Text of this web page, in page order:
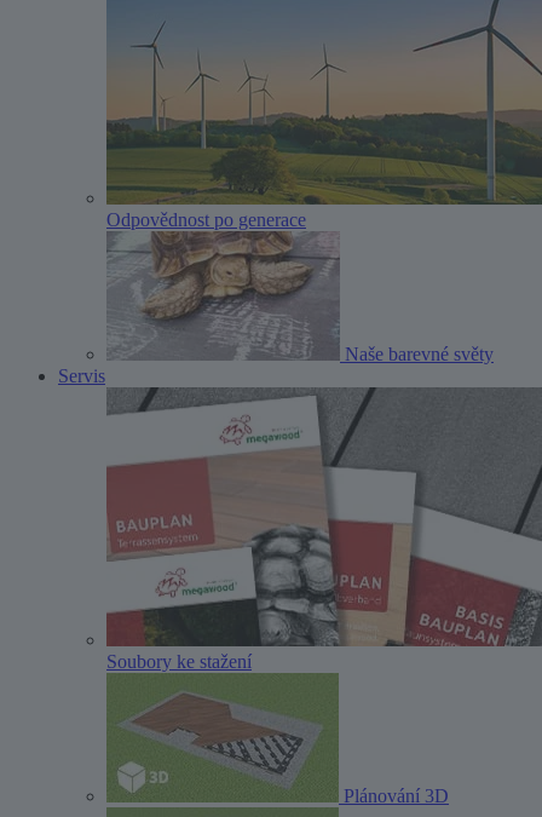
Odpovědnost po generace
Naše barevné světy
Servis
Soubory ke stažení
Plánování 3D